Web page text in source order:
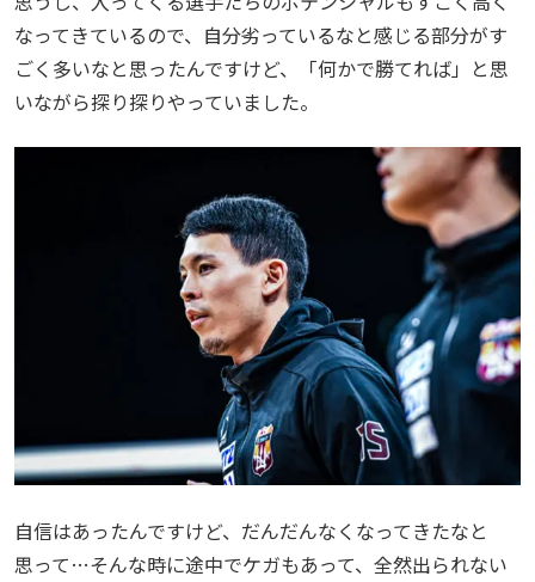
なってきているので、自分劣っているなと感じる部分がす
ごく多いなと思ったんですけど、「何かで勝てれば」と思
いながら探り探りやっていました。
自信はあったんですけど、だんだんなくなってきたなと
思って…そんな時に途中でケガもあって、全然出られない